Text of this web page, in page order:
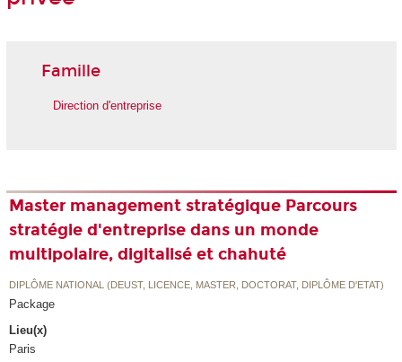
Famille
Direction d'entreprise
Master management stratégique Parcours
stratégie d'entreprise dans un monde
multipolaire, digitalisé et chahuté
DIPLÔME NATIONAL (DEUST, LICENCE, MASTER, DOCTORAT, DIPLÔME D'ETAT)
Package
Lieu(x)
Paris